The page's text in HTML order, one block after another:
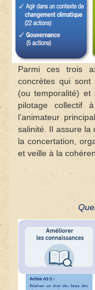
Parmi ces trois
concrètes qui sont
(ou temporalité) et
pilotage collectif
l’animateur
salinité. Il assure la
la concertation,
et veille à la